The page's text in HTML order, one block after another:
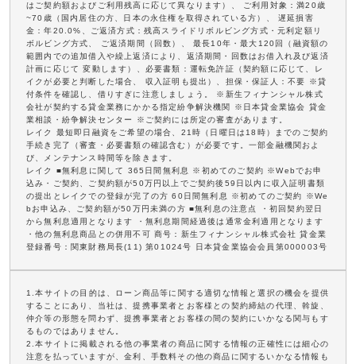
はご契約額およびご利用残高に応じて異なります）、 ご利用対象：満20歳
~70歳（国内居住の方、日本の永住権を取得されている方）、 遅延損害
金：年20.0%、ご返済方式：残高スライドリボルビング方式・元利定額リ
ボルビング方式、 ご返済期間（回数）、 最長10年・最大120回（融資額の
範囲内での追加借入や繰上返済により、返済期間・回数はお借入れ及び返済
計画に応じて 変動します）、必要書類：運転免許証（契約額に応じて、レ
イクが必要と判断した場合、 収入証明も提出）、担保・保証人：不要 ※貸
付条件を確認し、借りすぎに注意しましょう。 ※新生フィナンシャル株式
会社が契約する貸金業務にかかる指定紛争解決機関 ※日本貸金業協会 貸金
業相談・紛争解決センター ※ご契約には所定の審査があります。
レイク 最短即日融資をご希望の場合、21時（日曜日は18時）までのご契約
手続き完了（審査・必要書類の確認含む）が必要です。一部金融機関およ
び、メンテナンス時間等を除きます。
レイク ■無利息に関して 365日間無利息 ※初めてのご契約 ※Webでお申
込み・ご契約、ご契約額が50万円以上でご契約後59日以内に収入証明書類
の提出とレイクでの登録が完了の方 60日間無利息 ※初めてのご契約 ※We
bお申込み、ご契約額が50万円未満の方 ■無利息の注意点 ・初回契約翌日
から無利息適用となります ・無利息期間経過後は通常金利適用となります
・他の無利息商品との併用不可 商号：新生フィナンシャル株式会社 貸金業
登録番号：関東財務局長(11) 第01024号 日本貸金業協会会員第000003号
1.本サイトの目的は、ローン商品等に関する適切な情報と選択の機会を提供
することにあり、当社は、提携事業者とお客様との契約締結の代理、斡旋、
仲介等の形態を問わず、提携事業者とお客様の間の契約にいかなる関与もす
るものではありません。
2.本サイトに掲載される他の事業者の商品に関する情報の正確性には細心の
注意を払っていますが、金利、手数料その他の商品に関するいかなる情報も